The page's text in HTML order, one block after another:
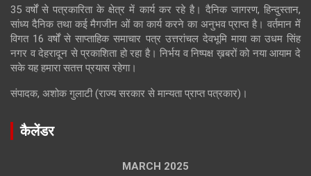
35 वर्षों से पत्रकारिता के क्षेत्र में कार्य कर रहे है। दैनिक जागरण, हिन्दुस्तान,
सांध्य दैनिक तथा कई मैगजीन ओं का कार्य करने का अनुभव प्राप्त है। वर्तमान में
विगत 16 वर्षों से साप्ताहिक समाचार पत्र उत्तरांचल देवभूमि माया का उधम सिंह
नगर व देहरादून से प्रकाशिता हो रहा है। निर्भय व निष्पक्ष ख़बरों को नया आयाम दे
सके यह हमारा सतत्त प्रयास रहेगा।
संपादक, अशोक गुलाटी (राज्य सरकार से मान्यता प्राप्त पत्रकार)।
कैलेंडर
MARCH 2025